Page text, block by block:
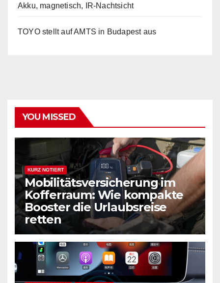
Akku, magnetisch, IR-Nachtsicht
TOYO stellt auf AMTS in Budapest aus
YOU MISSED
KURZ NOTIERT
Mobilitätsversicherung im
Kofferraum: Wie kompakte
Booster die Urlaubsreise
retten